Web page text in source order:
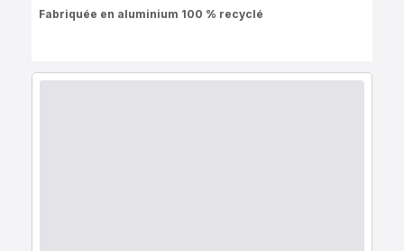
Fabriquée en aluminium 100 % recyclé